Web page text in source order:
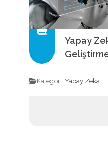
Yapay
Kategori: Yapay Zeka